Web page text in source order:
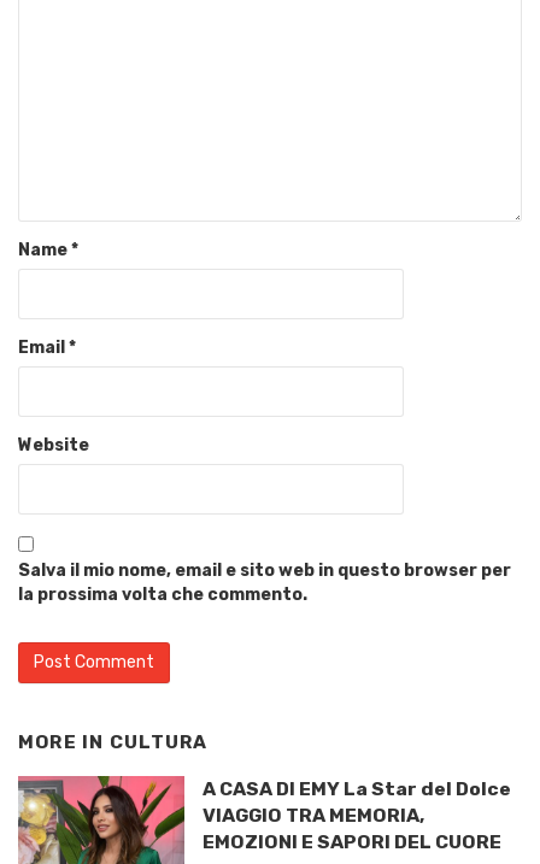
Name*
Email *
Website
Salva il mio nome, email e sito web in questo browser per
la prossima volta che commento.
MORE IN CULTURA
A CASA DI EMY La Star del Dolce
VIAGGIO TRA MEMORIA,
EMOZIONI E SAPORI DEL CUORE